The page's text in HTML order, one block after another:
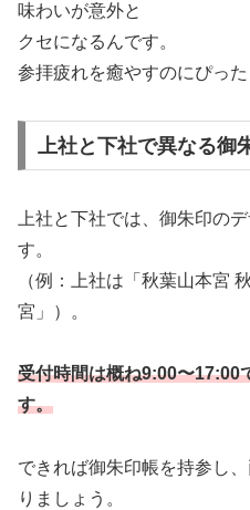
味わいが意外と
クセになるんです。
参拝疲れを癒やすのにぴった
上社と下社で異なる御
上社と下社では、御朱印の
す。
（例：上社は「秋葉山本宮
宮」）。
受付時間は概ね9:00〜17:00
す。
できれば御朱印帳を持参し
りましょう。